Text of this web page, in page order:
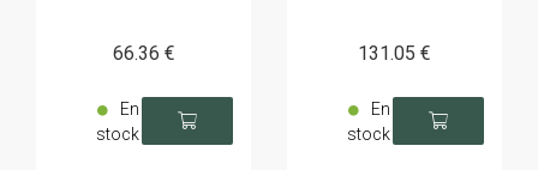
66.36 €
En
stock
131.05 €
En
stock